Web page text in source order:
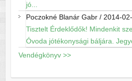
jó...
Poczokné Blanár Gabr/ 2014-
Tisztelt Érdeklődők! Mindenkit
Óvoda jótékonysági báljára.
Vendégkönyv >>